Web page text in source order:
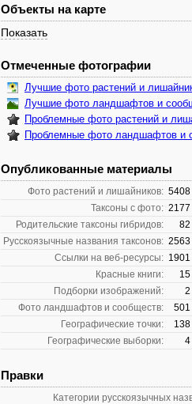
Объекты на карте
Показать
Отмеченные фотографии
Лучшие фото растений и
Лучшие фото ландшафтов и
Проблемные фото растений и
Проблемные фото ландшафтов и
Опубликованные материалы
Фото растений и лишайников: 5408
Таксоны с фото: 2177
Родительские таксоны гибридов:
82
Русскоязычные названия таксонов: 2563
Ссылки на веб-ресурсы: 1901
Красные книги:
15
Подборки изображений:
2
Фото ландшафтов и сообществ:
501
Географические точки:
138
Географические выборки:
4
Правки
Категории русскоязычных